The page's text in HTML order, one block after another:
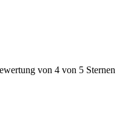
von 4 von 5 Sternen